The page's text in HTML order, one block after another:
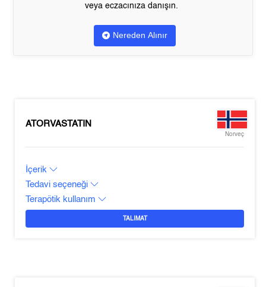
veya eczacınıza danışın.
Nereden Alınır
ATORVASTATIN
Norveç
İçerik
Tedavi seçeneği
Terapötik kullanım
TALIMAT